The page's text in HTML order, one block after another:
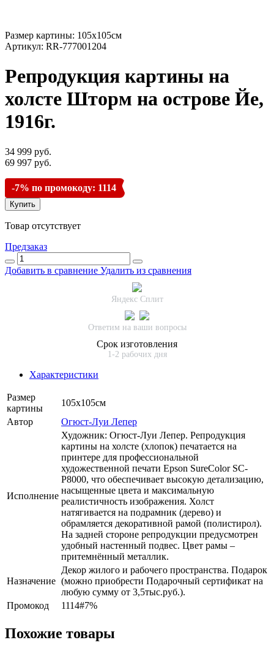
Размер картины: 105х105см
Артикул: RR-777001204
Репродукция картины на
холсте Шторм на острове Йе,
1916г.
34 999 руб.
69 997 руб.
-7% по промокоду: 1114
Купить
Товар отсутствует
Предзаказ
Добавить в сравнение Удалить из сравнения
Яндекс Сплит
Ответим на ваши вопросы
Срок изготовления
1-2 рабочих дня
Характеристики
Размер
картины
105х105см
Автор
Огюст-Луи Лепер
Исполнение
Художник: Огюст-Луи Лепер. Репродукция
картины на холсте (хлопок) печатается на
принтере для профессиональной
художественной печати Epson SureColor SC-
P8000, что обеспечивает высокую детализацию,
насыщенные цвета и максимальную
реалистичность изображения. Холст
натягивается на подрамник (дерево) и
обрамляется декоративной рамой (полистирол).
На задней стороне репродукции предусмотрен
удобный настенный подвес. Цвет рамы –
притемнённый металлик.
Назначение
Декор жилого и рабочего пространства. Подарок
(можно приобрести Подарочный сертификат на
любую сумму от 3,5тыс.руб.).
Промокод
1114#7%
Похожие товары